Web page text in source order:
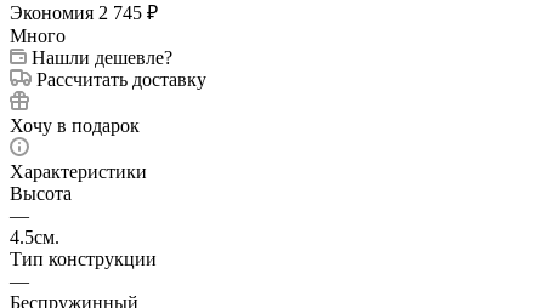
Экономия 2 745 ₽
Много
Нашли дешевле?
Рассчитать доставку
Хочу в подарок
Характеристики
Высота
—
4.5см.
Тип конструкции
—
Беспружинный